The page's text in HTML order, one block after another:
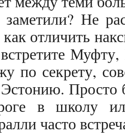
Не
как отличить
по секрету,
Просто
в школу
часто